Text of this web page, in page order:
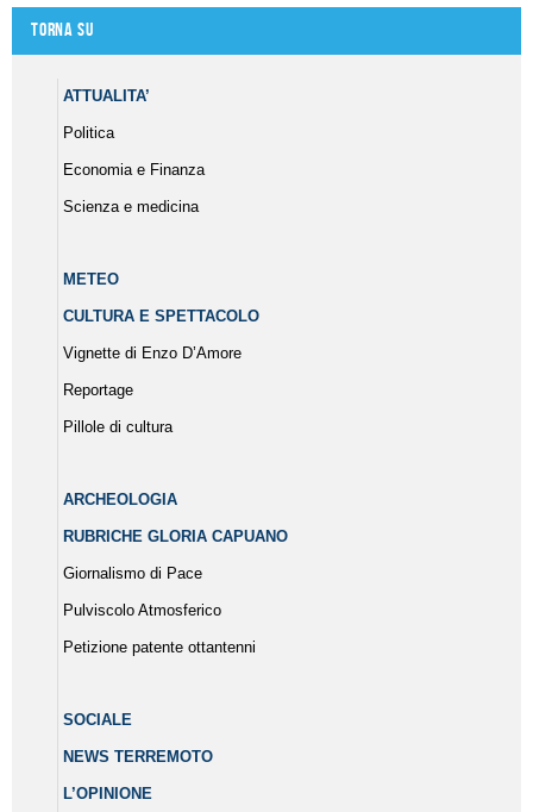
Torna su
ATTUALITA’
Politica
Economia e Finanza
Scienza e medicina
METEO
CULTURA E SPETTACOLO
Vignette di Enzo D’Amore
Reportage
Pillole di cultura
ARCHEOLOGIA
RUBRICHE GLORIA CAPUANO
Giornalismo di Pace
Pulviscolo Atmosferico
Petizione patente ottantenni
SOCIALE
NEWS TERREMOTO
L’OPINIONE